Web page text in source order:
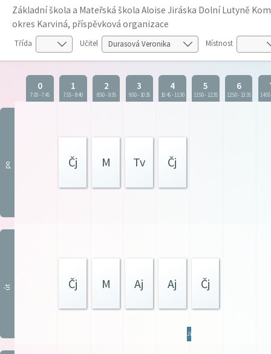
Základní škola a Mateřská škola Aloise Jiráska Dolní Lutyně
okres Karviná, příspěvková organizace
Třída Učitel Místnost
0
7:00-7:45
1
7:55-8:40
2
8:50-9:35
3
9:50- 10:35
4
10:45-11:30
5
11:50- 12:35
6
12:50- 13:35 14:05
po Čj M Tv Čj
út Čj M Aj Aj Čj
JídN